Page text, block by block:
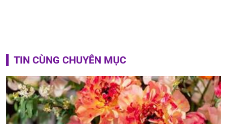
TIN CÙNG CHUYÊN MỤC